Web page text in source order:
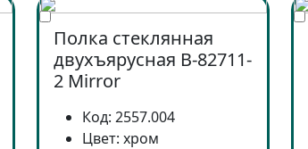
Полка стеклянная
двухъярусная B-82711-
2 Mirror
Код: 2557.004
Цвет: хром